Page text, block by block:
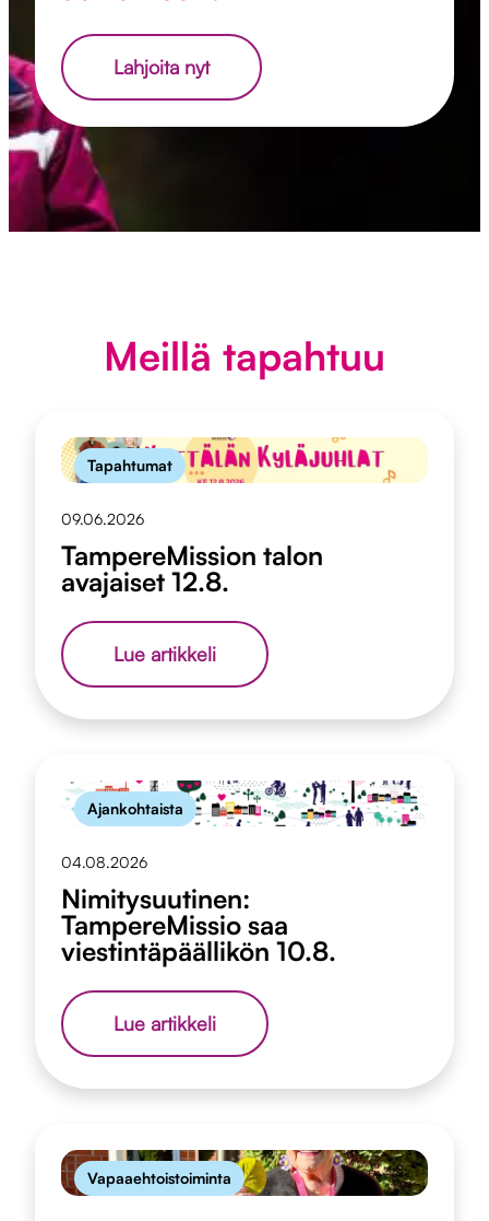
Lahjoita nyt
Meillä tapahtuu
Tapahtumat
09.06.2026
TampereMission talon
avajaiset 12.8.
Lue artikkeliTampereMission
talon
avajaiset
12.8.
Ajankohtaista
04.08.2026
Nimitysuutinen:
TampereMissio saa
viestintäpäällikön 10.8.
Lue artikkeliNimitysuutinen:
TampereMissio
saa
viestintäpäällikön
Vapaaehtoistoiminta